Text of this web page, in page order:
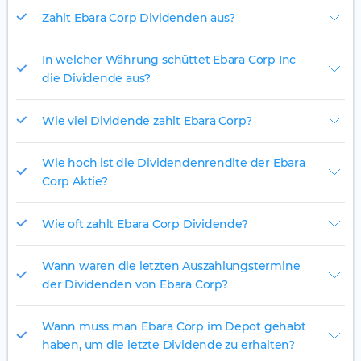
Zahlt Ebara Corp Dividenden aus?
In welcher Währung schüttet Ebara Corp Inc
die Dividende aus?
Wie viel Dividende zahlt Ebara Corp?
Wie hoch ist die Dividendenrendite der Ebara
Corp Aktie?
Wie oft zahlt Ebara Corp Dividende?
Wann waren die letzten Auszahlungstermine
der Dividenden von Ebara Corp?
Wann muss man Ebara Corp im Depot gehabt
haben, um die letzte Dividende zu erhalten?